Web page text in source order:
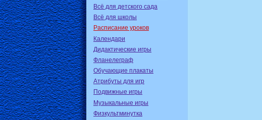
Всё для детского сада
Всё для школы
Расписание уроков
Календари
Дидактические игры
Фланелеграф
Обучающие плакаты
Атрибуты для игр
Подвижные игры
Музыкальные игры
Физкультминутка